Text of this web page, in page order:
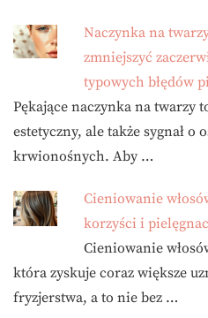
Naczynka na
zmniejszyć
typowych błędów
Pękające naczynka na twarzy
estetyczny, ale także sygnał o
krwionośnych. Aby …
Cieniowanie
korzyści i
Cieniowanie
która zyskuje coraz większe
fryzjerstwa, a to nie bez …